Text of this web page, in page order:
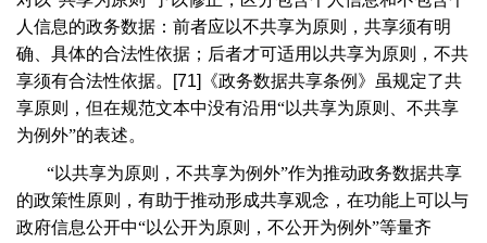
人信息的政务数据：前者应以不共享为原则，共享须有明
确、具体的合法性依据；后者才可适用以共享为原则，不共
享须有合法性依据。
[71]
《政务数据共享条例》虽规定了共
享原则，但在规范文本中没有沿用“以共享为原则、不共享
为例外”的表述。
“以共享为原则，不共享为例外”作为推动政务数据共享
的政策性原则，有助于推动形成共享观念，在功能上可以与
政府信息公开中“以公开为原则，不公开为例外”等量齐